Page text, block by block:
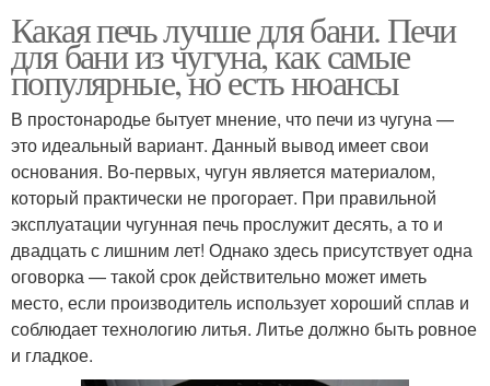
Какая печь лучше для бани. Печи
для бани из чугуна, как самые
популярные, но есть нюансы
В простонародье бытует мнение, что печи из чугуна —
это идеальный вариант. Данный вывод имеет свои
основания. Во-первых, чугун является материалом,
который практически не прогорает. При правильной
эксплуатации чугунная печь прослужит десять, а то и
двадцать с лишним лет! Однако здесь присутствует одна
оговорка — такой срок действительно может иметь
место, если производитель использует хороший сплав и
соблюдает технологию литья. Литье должно быть ровное
и гладкое.